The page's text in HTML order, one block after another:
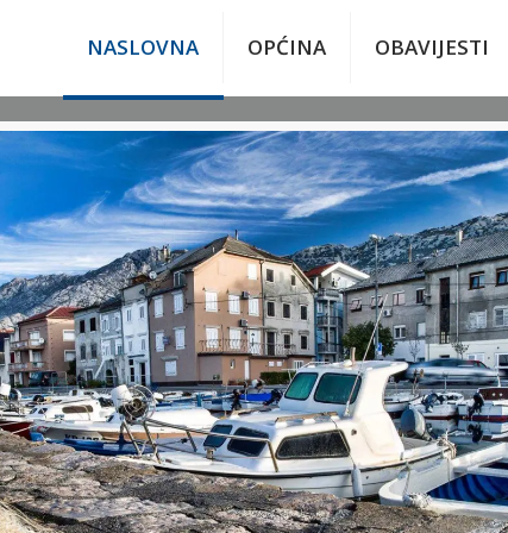
NASLOVNA OPĆINA OBAVIJESTI